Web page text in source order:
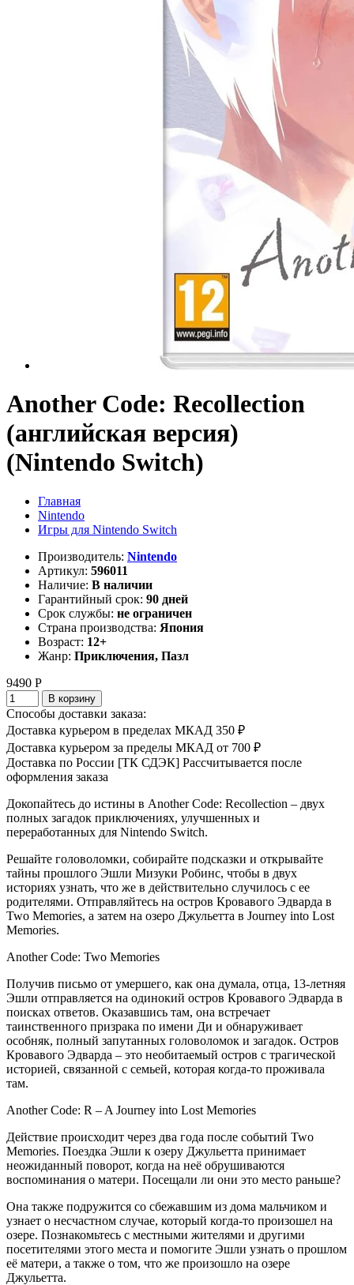
Another Code: Recollection
(английская версия)
(Nintendo Switch)
Главная
Nintendo
Игры для Nintendo Switch
Производитель: Nintendo
Артикул: 596011
Наличие: В наличии
Гарантийный срок: 90 дней
Срок службы: не ограничен
Страна производства: Япония
Возраст: 12+
Жанр: Приключения, Пазл
9490 Р
В корзину
Способы доставки заказа:
Доставка курьером в пределах МКАД 350 ₽
Доставка курьером за пределы МКАД от 700 ₽
Доставка по России [ТК СДЭК] Рассчитывается после
оформления заказа
Докопайтесь до истины в Another Code: Recollection – двух
полных загадок приключениях, улучшенных и
переработанных для Nintendo Switch.
Решайте головоломки, собирайте подсказки и открывайте
тайны прошлого Эшли Мизуки Робинс, чтобы в двух
историях узнать, что же в действительно случилось с ее
родителями. Отправляйтесь на остров Кровавого Эдварда в
Two Memories, а затем на озеро Джульетта в Journey into Lost
Memories.
Another Code: Two Memories
Получив письмо от умершего, как она думала, отца, 13-летняя
Эшли отправляется на одинокий остров Кровавого Эдварда в
поисках ответов. Оказавшись там, она встречает
таинственного призрака по имени Ди и обнаруживает
особняк, полный запутанных головоломок и загадок. Остров
Кровавого Эдварда – это необитаемый остров с трагической
историей, связанной с семьей, которая когда-то проживала
там.
Another Code: R – A Journey into Lost Memories
Действие происходит через два года после событий Two
Memories. Поездка Эшли к озеру Джульетта принимает
неожиданный поворот, когда на неё обрушиваются
воспоминания о матери. Посещали ли они это место раньше?
Она также подружится со сбежавшим из дома мальчиком и
узнает о несчастном случае, который когда-то произошел на
озере. Познакомьтесь с местными жителями и другими
посетителями этого места и помогите Эшли узнать о прошлом
её матери, а также о том, что же произошло на озере
Джульетта.